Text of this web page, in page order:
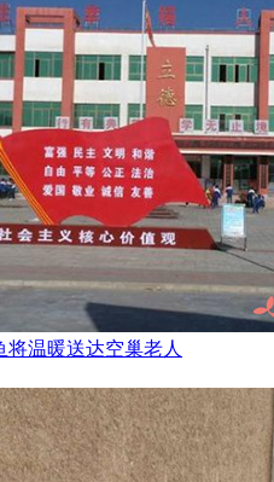
温暖送达空巢老人